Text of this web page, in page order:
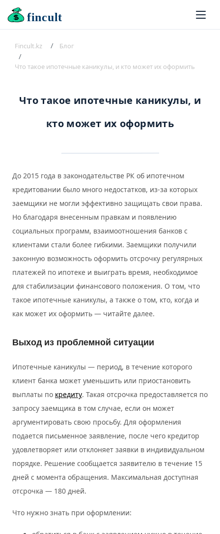
fincult
Fincult.kz Блог
Что такое ипотечные каникулы, и кто может их оформить
Что такое ипотечные каникулы, и
кто может их оформить
До 2015 года в законодательстве РК об ипотечном
кредитовании было много недостатков, из-за которых
заемщики не могли эффективно защищать свои права.
Но благодаря внесенным правкам и появлению
социальных программ, взаимоотношения банков с
клиентами стали более гибкими. Заемщики получили
законную возможность оформить отсрочку регулярных
платежей по ипотеке и выиграть время, необходимое
для стабилизации финансового положения. О том, что
такое ипотечные каникулы, а также о том, кто, когда и
как может их оформить — читайте далее.
Выход из проблемной ситуации
Ипотечные каникулы — период, в течение которого
клиент банка может уменьшить или приостановить
выплаты по кредиту. Такая отсрочка предоставляется по
запросу заемщика в том случае, если он может
аргументировать свою просьбу. Для оформления
подается письменное заявление, после чего кредитор
удовлетворяет или отклоняет заявки в индивидуальном
порядке. Решение сообщается заявителю в течение 15
дней с момента обращения. Максимальная доступная
отсрочка — 180 дней.
Что нужно знать при оформлении: